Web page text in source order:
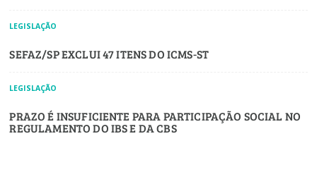
LEGISLAÇÃO
SEFAZ/SP EXCLUI 47 ITENS DO ICMS-ST
LEGISLAÇÃO
PRAZO É INSUFICIENTE PARA PARTICIPAÇÃO SOCIAL NO
REGULAMENTO DO IBS E DA CBS